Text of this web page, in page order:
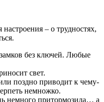
– о трудностях,
без ключей. Любые
свет.
поздно приводит к чему-
немножко.
немного притормозила… а